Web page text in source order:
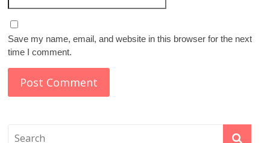
Save my name, email, and website in this browser for the next
time I comment.